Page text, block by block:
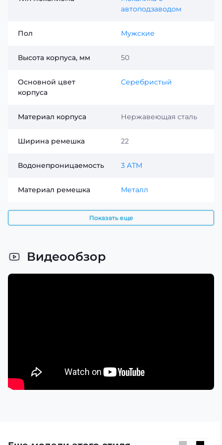
автоподзаводом
Пол Мужские
Высота корпуса, мм 50
Основной цвет
корпуса
Серебристый
Материал корпуса Нержавеющая сталь
Ширина ремешка 22
Водонепроницаемость 3 ATM
Материал ремешка Металл
Показать еще
Видеообзор